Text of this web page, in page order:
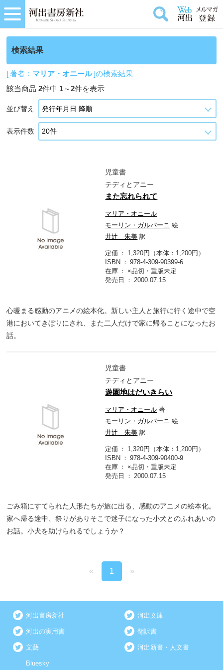
検索結果
[ 著者： マリア・オニール]の検索結果
該当商品2件中 1～2件を表示
並び替え
表示件数
児童書
テディとアニー
また忘れられて
マリア・オニール
モーリン・ガルバーニ 絵
井辻 朱美 訳
定価
1,320円（本体：1,200円）
ISBN
978-4-309-90399-6
在庫
×品切・重版未定
発売日
2000.07.15
心暖まる感動のアニメの絵本化。新しい主人と旅行に行く途中で空
港においてきぼりにされ、また二人だけで家に帰ることになったお
話。
児童書
テディとアニー
遊園地はだいきらい
マリア・オニール 著
モーリン・ガルバーニ 絵
井辻 朱美 訳
定価
1,320円（本体：1,200円）
ISBN
978-4-309-90400-9
在庫
×品切・重版未定
発売日
2000.07.15
ごみ箱にすてられた人形たちが旅に出る、感動のアニメの絵本化。
家へ帰る途中、祭りがありそこで迷子になった小犬とのふれあいの
お話。小犬を助けられるでしょうか？
« 1 »
河出書房新社 河出文庫
河出の実用書 翻訳書
文藝 河出新書・人文書
Bluesky